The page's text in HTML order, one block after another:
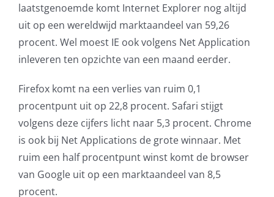
laatstgenoemde komt Internet Explorer nog altijd
uit op een wereldwijd marktaandeel van 59,26
procent. Wel moest IE ook volgens Net Application
inleveren ten opzichte van een maand eerder.
Firefox komt na een verlies van ruim 0,1
procentpunt uit op 22,8 procent. Safari stijgt
volgens deze cijfers licht naar 5,3 procent. Chrome
is ook bij Net Applications de grote winnaar. Met
ruim een half procentpunt winst komt de browser
van Google uit op een marktaandeel van 8,5
procent.